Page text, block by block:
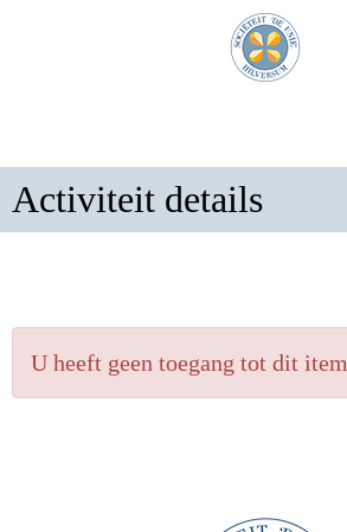
Activiteit details
U heeft geen toegang tot dit item